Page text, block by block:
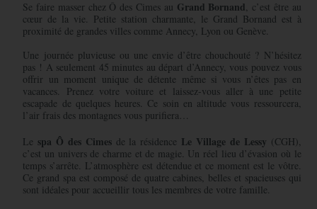
Se faire masser chez Ô des Cimes au Grand Bornand, c’est être au
cœur de la vie. Petite station charmante, le Grand Bornand est à
proximité de grandes villes comme Annecy, Lyon ou Genève.
Une journée pluvieuse ou une envie d’être chouchouté ? N’hésitez
pas ! A seulement 45 minutes au départ d’Annecy, vous pouvez vous
offrir un moment unique de détente même si vous n’êtes pas en
vacances. Prenez votre voiture et laissez-vous aller à une petite
escapade de quelques heures. Ce soin en altitude vous ressourcera,
l’air frais des montagnes vous purifiera…
Le spa Ô des Cimes de la résidence Le Village de Lessy (CGH),
c’est un univers de charme et de magie. Un réel lieu d’évasion où le
temps s’arrête. L’atmosphère est détendue et ce moment est le vôtre.
Ce grand spa est composé de quatre cabines, belles et spacieuses qui
sont idéales pour accueillir tous les membres de votre famille.